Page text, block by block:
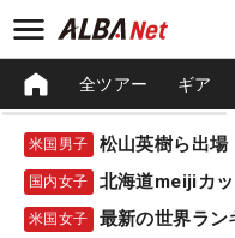
全ツアー ギア
米国男子 松山英樹ら出
国内女子 北海道meijiカ
米国女子 最新の世界ラン